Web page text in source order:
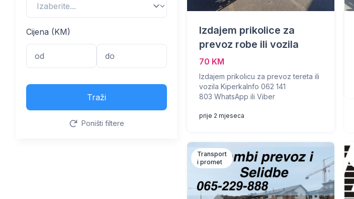
Cijena (KM)
Traži
Poništi filtere
Izdajem prikolice za
prevoz robe ili vozila
70 KM
Izdajem prikolicu za prevoz tereta ili
vozila KiperkaInfo 062 141
803 WhatsApp ili Viber
prije 2 mjeseca
Transport
i promet